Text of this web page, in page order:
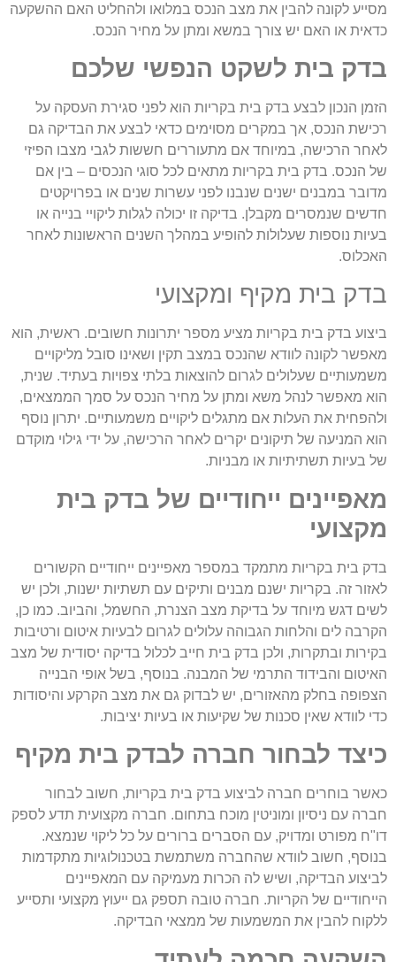
מסייע לקונה להבין את מצב הנכס במלואו ולהחליט האם ההשקעה
כדאית או האם יש צורך במשא ומתן על מחיר הנכס.
בדק בית לשקט הנפשי שלכם
הזמן הנכון לבצע בדק בית בקריות הוא לפני סגירת העסקה על
רכישת הנכס, אך במקרים מסוימים כדאי לבצע את הבדיקה גם
לאחר הרכישה, במיוחד אם מתעוררים חששות לגבי מצבו הפיזי
של הנכס. בדק בית בקריות מתאים לכל סוגי הנכסים – בין אם
מדובר במבנים ישנים שנבנו לפני עשרות שנים או בפרויקטים
חדשים שנמסרים מקבלן. בדיקה זו יכולה לגלות ליקויי בנייה או
בעיות נוספות שעלולות להופיע במהלך השנים הראשונות לאחר
האכלוס.
בדק בית מקיף ומקצועי
ביצוע בדק בית בקריות מציע מספר יתרונות חשובים. ראשית, הוא
מאפשר לקונה לוודא שהנכס במצב תקין ושאינו סובל מליקויים
משמעותיים שעלולים לגרום להוצאות בלתי צפויות בעתיד. שנית,
הוא מאפשר לנהל משא ומתן על מחיר הנכס על סמך הממצאים,
ולהפחית את העלות אם מתגלים ליקויים משמעותיים. יתרון נוסף
הוא המניעה של תיקונים יקרים לאחר הרכישה, על ידי גילוי מוקדם
של בעיות תשתיתיות או מבניות.
מאפיינים ייחודיים של בדק בית
מקצועי
בדק בית בקריות מתמקד במספר מאפיינים ייחודיים הקשורים
לאזור זה. בקריות ישנם מבנים ותיקים עם תשתיות ישנות, ולכן יש
לשים דגש מיוחד על בדיקת מצב הצנרת, החשמל, והביוב. כמו כן,
הקרבה לים והלחות הגבוהה עלולים לגרום לבעיות איטום ורטיבות
בקירות ובתקרות, ולכן בדק בית חייב לכלול בדיקה יסודית של מצב
האיטום והבידוד התרמי של המבנה. בנוסף, בשל אופי הבנייה
הצפופה בחלק מהאזורים, יש לבדוק גם את מצב הקרקע והיסודות
כדי לוודא שאין סכנות של שקיעות או בעיות יציבות.
כיצד לבחור חברה לבדק בית מקיף
כאשר בוחרים חברה לביצוע בדק בית בקריות, חשוב לבחור
חברה עם ניסיון ומוניטין מוכח בתחום. חברה מקצועית תדע לספק
דו"ח מפורט ומדויק, עם הסברים ברורים על כל ליקוי שנמצא.
בנוסף, חשוב לוודא שהחברה משתמשת בטכנולוגיות מתקדמות
לביצוע הבדיקה, ושיש לה הכרות מעמיקה עם המאפיינים
הייחודיים של הקריות. חברה טובה תספק גם ייעוץ מקצועי ותסייע
ללקוח להבין את המשמעות של ממצאי הבדיקה.